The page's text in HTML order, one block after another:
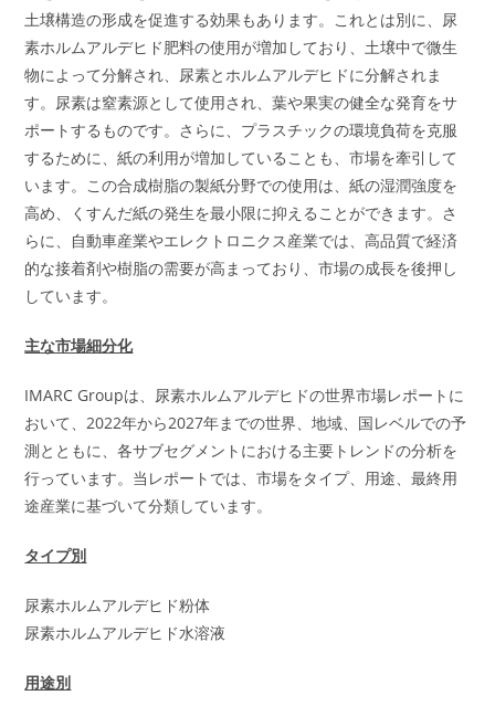
土壌構造の形成を促進する効果もあります。これとは別に、尿
素ホルムアルデヒド肥料の使用が増加しており、土壌中で微生
物によって分解され、尿素とホルムアルデヒドに分解されま
す。尿素は窒素源として使用され、葉や果実の健全な発育をサ
ポートするものです。さらに、プラスチックの環境負荷を克服
するために、紙の利用が増加していることも、市場を牽引して
います。この合成樹脂の製紙分野での使用は、紙の湿潤強度を
高め、くすんだ紙の発生を最小限に抑えることができます。さ
らに、自動車産業やエレクトロニクス産業では、高品質で経済
的な接着剤や樹脂の需要が高まっており、市場の成長を後押し
しています。
主な市場細分化
IMARC Groupは、尿素ホルムアルデヒドの世界市場レポートに
おいて、2022年から2027年までの世界、地域、国レベルでの予
測とともに、各サブセグメントにおける主要トレンドの分析を
行っています。当レポートでは、市場をタイプ、用途、最終用
途産業に基づいて分類しています。
タイプ別
尿素ホルムアルデヒド粉体
尿素ホルムアルデヒド水溶液
用途別